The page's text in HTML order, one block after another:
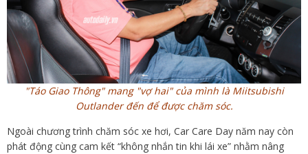
"Táo Giao Thông" mang "vợ hai" của mình là Miitsubishi
Outlander đến để được chăm sóc.
Ngoài chương trình chăm sóc xe hơi, Car Care Day năm nay còn
phát động cùng cam kết “không nhắn tin khi lái xe” nhằm nâng